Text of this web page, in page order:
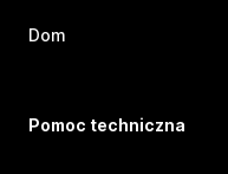
Dom
Pomoc techniczna